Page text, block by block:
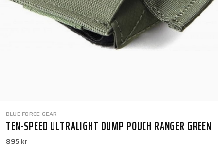
BLUE FORCE GEAR
TEN-SPEED ULTRALIGHT DUMP POUCH RANGER GREEN
895 kr